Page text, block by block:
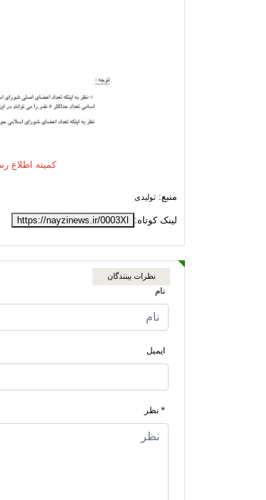
کمیته اطلاع
منبع: تولیدی
لینک کوتاه: https://nayzinews.ir/0003Xl
نظرات بینندگان
نام
ایمیل
* نظر